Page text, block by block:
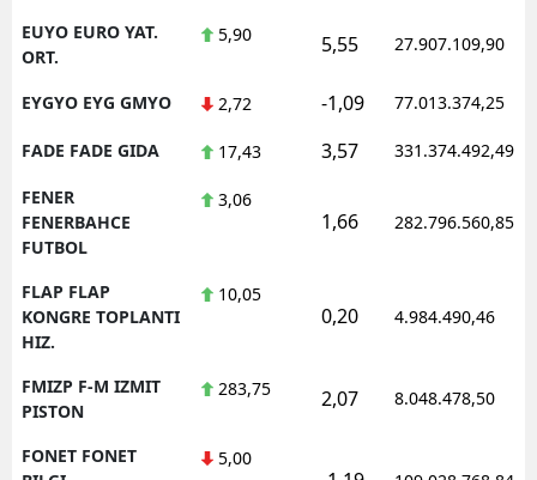
EUYO EURO YAT.
ORT.
5,90 5,55 27.907.109,90
EYGYO EYG GMYO 2,72 -1,09 77.013.374,25
FADE FADE GIDA 17,43 3,57 331.374.492,49
FENER
FENERBAHCE
FUTBOL
3,06
1,66 282.796.560,85
FLAP FLAP
KONGRE TOPLANTI
HIZ.
10,05
0,20 4.984.490,46
FMIZP F-M IZMIT
PISTON
283,75 2,07 8.048.478,50
FONET FONET
5,00